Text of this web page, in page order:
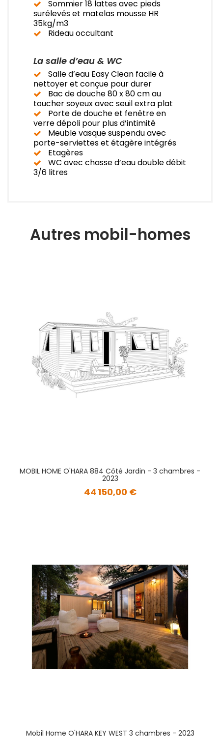
Sommier 18 lattes avec pieds
surélevés et matelas mousse HR
35kg/m3
Rideau occultant
La salle d’eau & WC
Salle d’eau Easy Clean facile à
nettoyer et conçue pour durer
Bac de douche 80 x 80 cm au
toucher soyeux avec seuil extra plat
Porte de douche et fenêtre en
verre dépoli pour plus d’intimité
Meuble vasque suspendu avec
porte-serviettes et étagère intégrés
Etagères
WC avec chasse d’eau double débit
3/6 litres
Autres mobil-homes
MOBIL HOME O'HARA 884 Côté Jardin - 3 chambres -
2023
44 150,00 €
Mobil Home O'HARA KEY WEST 3 chambres - 2023